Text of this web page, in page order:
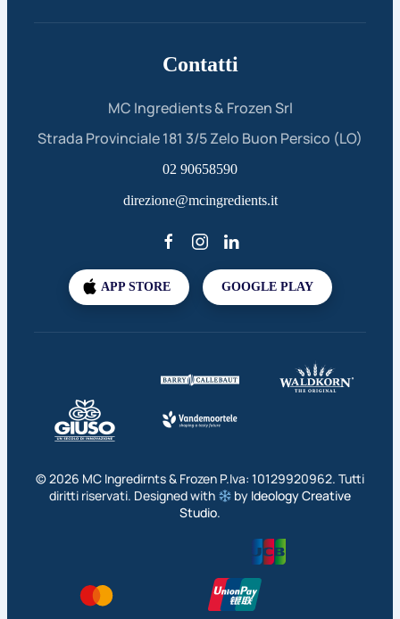
Contatti
MC Ingredients & Frozen Srl
Strada Provinciale 181 3/5 Zelo Buon Persico (LO)
02 90658590
direzione@mcingredients.it
APP STORE GOOGLE PLAY
©2026 MC Ingredirnts & Frozen P.Iva: 10129920962. Tutti
diritti riservati. Designed with
by Ideology Creative
Studio.